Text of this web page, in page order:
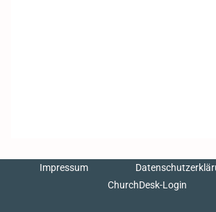
Impressum
ChurchDesk-Login